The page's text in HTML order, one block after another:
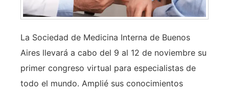
La Sociedad de Medicina Interna de Buenos
Aires llevará a cabo del 9 al 12 de noviembre su
primer congreso virtual para especialistas de
todo el mundo. Amplié sus conocimientos